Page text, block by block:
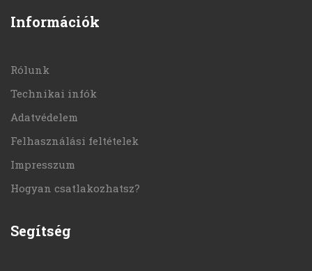
Információk
Rólunk
Technikai infók
Adatvédelem
Felhasználási feltételek
Impresszum
Hogyan csatlakozhatsz?
Segítség